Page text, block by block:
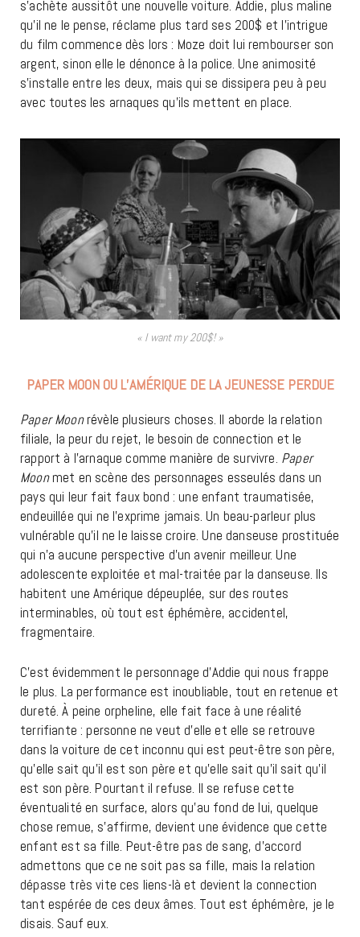
s’achète aussitôt une nouvelle voiture. Addie, plus maline
qu’il ne le pense, réclame plus tard ses 200$ et l’intrigue
du film commence dès lors : Moze doit lui rembourser son
argent, sinon elle le dénonce à la police. Une animosité
s’installe entre les deux, mais qui se dissipera peu à peu
avec toutes les arnaques qu’ils mettent en place.
« I want my 200$! »
PAPER MOON OU L’AMÉRIQUE DE LA JEUNESSE PERDUE
Paper Moonrévèle plusieurs choses. Il aborde la relation
filiale, la peur du rejet, le besoin de connection et le
rapport à l’arnaque comme manière de survivre. Paper
Moonmet en scène des personnages esseulés dans un
pays qui leur fait faux bond : une enfant traumatisée,
endeuillée qui ne l’exprime jamais. Un beau-parleur plus
vulnérable qu’il ne le laisse croire. Une danseuse prostituée
qui n’a aucune perspective d’un avenir meilleur. Une
adolescente exploitée et mal-traitée par la danseuse. Ils
habitent une Amérique dépeuplée, sur des routes
interminables, où tout est éphémère, accidentel,
fragmentaire.
C’est évidemment le personnage d’Addie qui nous frappe
le plus. La performance est inoubliable, tout en retenue et
dureté. À peine orpheline, elle fait face à une réalité
terrifiante : personne ne veut d’elle et elle se retrouve
dans la voiture de cet inconnu qui est peut-être son père,
qu’elle sait qu’il est son père et qu’elle sait qu’il sait qu’il
est son père. Pourtant il refuse. Il se refuse cette
éventualité en surface, alors qu’au fond de lui, quelque
chose remue, s’affirme, devient une évidence que cette
enfant est sa fille. Peut-être pas de sang, d’accord
admettons que ce ne soit pas sa fille, mais la relation
dépasse très vite ces liens-là et devient la connection
tant espérée de ces deux âmes. Tout est éphémère, je le
disais. Sauf eux.